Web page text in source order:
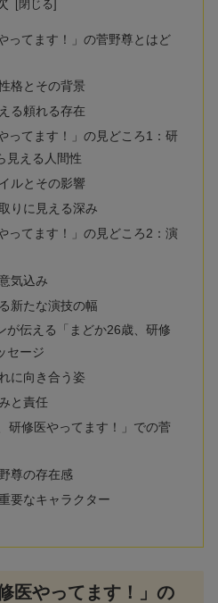
ってます！」の菅野尊とはど
格とその背景
る頼れる存在
ってます！」の見どころ1：研
見える人間性
ルとその影響
りに見える深み
ってます！」の見どころ2：演
気込み
新たな演技の幅
が伝える「まどか26歳、研修
セージ
に向き合う姿
と責任
研修医やってます！」での菅
尊の存在感
要なキャラクター
医やってます！」の